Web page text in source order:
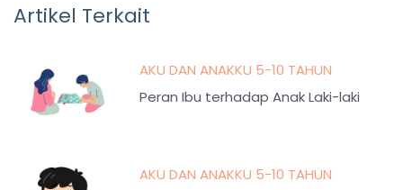
Artikel Terkait
AKU DAN ANAKKU 5-10 TAHUN
Peran Ibu terhadap Anak Laki-laki
AKU DAN ANAKKU 5-10 TAHUN